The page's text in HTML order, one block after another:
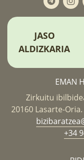
JASO
ALDIZKARIA
EMAN
Zirkuitu
20160 Lasarte-
+34